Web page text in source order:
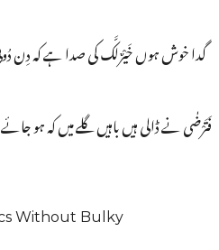
گدا خوش ہوں خَیْرٌلَّک کی صدا ہے کہ دِن
فَتَرْضٰی نے ڈالی ہیں باہیں گلے میں کہ ہو
Without Bulky